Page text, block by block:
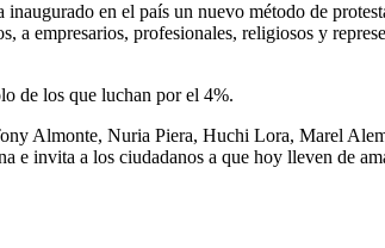
en el país un nuevo método de
a empresarios, profesionales, religiosos y
de los que luchan por el 4%.
Almonte, Nuria Piera, Huchi Lora, Marel
e invita a los ciudadanos a que hoy lleven de